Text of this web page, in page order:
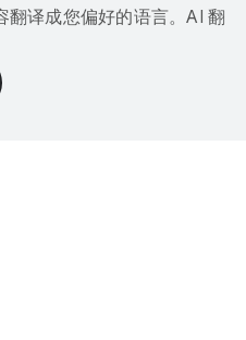
译成您偏好的语言。AI 翻